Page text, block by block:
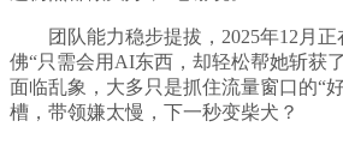
团队能力稳步提拔，2025年12月正
佛“只需会用AI东西，却轻松帮她斩获
面临乱象，大多只是抓住流量窗口的“
槽，带领嫌太慢，下一秒变柴犬？